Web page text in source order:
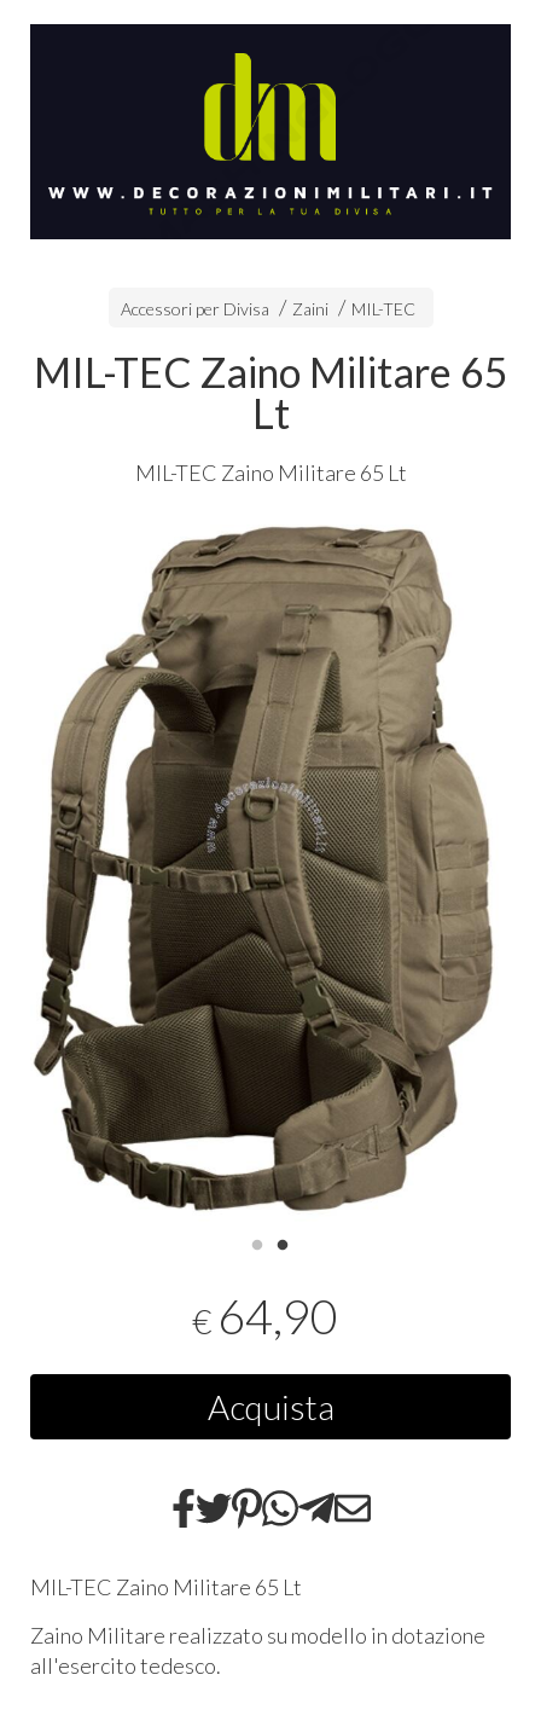
Accessori per Divisa Zaini MIL-TEC
MIL-TEC Zaino Militare 65
Lt
MIL -TEC Zaino Militare 65 Lt
€ 64,90
Acquista
MIL-TEC Zaino Militare 65 Lt
Zaino Militare realizzato su modello in dotazione
all'esercito tedesco.